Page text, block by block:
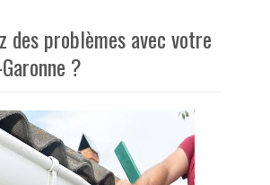
des problèmes avec votre
?